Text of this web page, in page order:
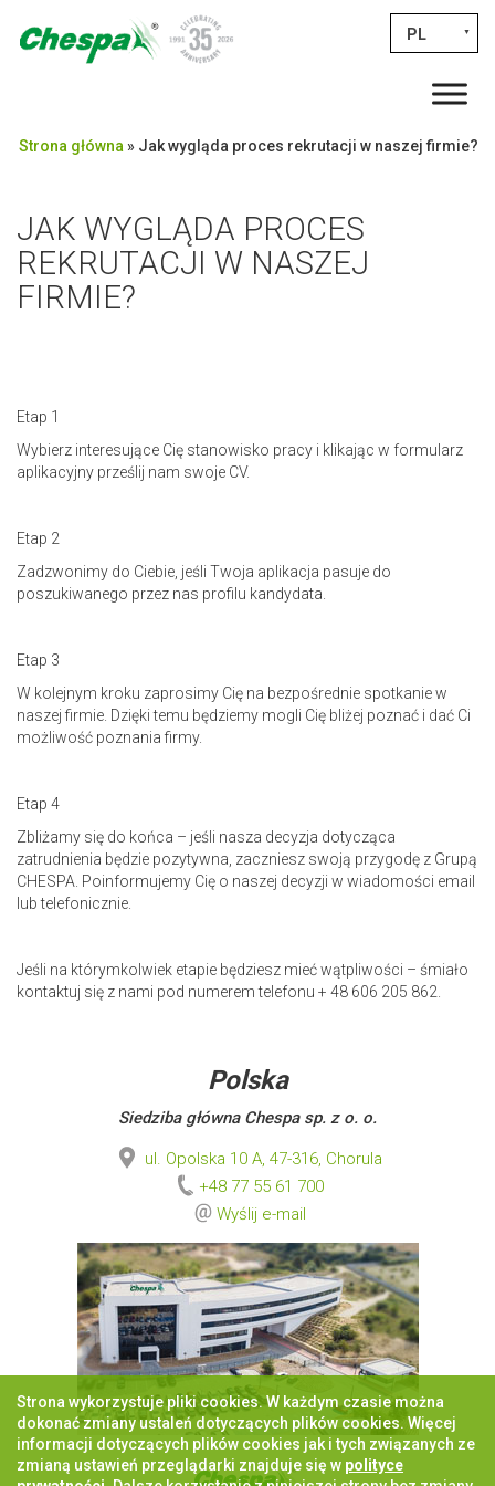
PL ▼
Strona główna » Jak wygląda proces rekrutacji w naszej firmie?
JAK WYGLĄDA PROCES
REKRUTACJI W NASZEJ
FIRMIE?
Etap 1
Wybierz interesujące Cię stanowisko pracy i klikając w formularz
aplikacyjny prześlij nam swoje CV.
Etap 2
Zadzwonimy do Ciebie, jeśli Twoja aplikacja pasuje do
poszukiwanego przez nas profilu kandydata.
Etap 3
W kolejnym kroku zaprosimy Cię na bezpośrednie spotkanie w
naszej firmie. Dzięki temu będziemy mogli Cię bliżej poznać i dać Ci
możliwość poznania firmy.
Etap 4
Zbliżamy się do końca – jeśli nasza decyzja dotycząca
zatrudnienia będzie pozytywna, zaczniesz swoją przygodę z Grupą
CHESPA. Poinformujemy Cię o naszej decyzji w wiadomości email
lub telefonicznie.
Jeśli na którymkolwiek etapie będziesz mieć wątpliwości – śmiało
kontaktuj się z nami pod numerem telefonu + 48 606 205 862.
Polska
Siedziba główna Chespa sp. z o. o.
ul. Opolska 10 A, 47-316, Chorula
+48 77 55 61 700
Wyślij e-mail
Strona wykorzystuje pliki cookies. W każdym czasie można
dokonać zmiany ustaleń dotyczących plików cookies. Więcej
informacji dotyczących plików cookies jak i tych związanych ze
zmianą ustawień przeglądarki znajduje się w polityce